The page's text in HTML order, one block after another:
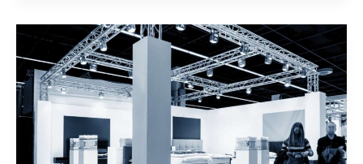
Corporate
Design
so
wichtig